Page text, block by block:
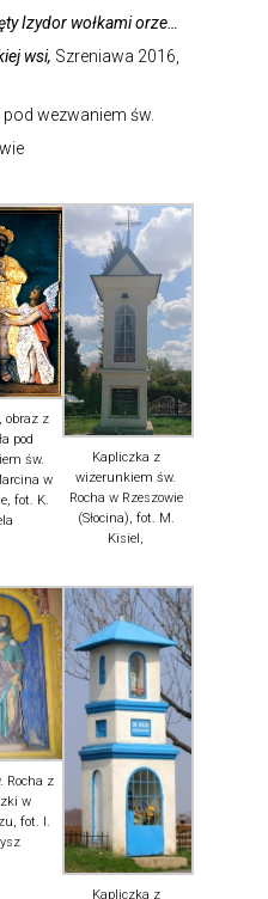
Izydor wołkami orze…
wsi, Szreniawa 2016,
wezwaniem św.
obraz z
pod
św.
w
fot. K.
Kapliczka z
wizerunkiem św.
Rocha w Rzeszowie
(Słocina), fot. M.
Kisiel,
Rocha z
w
fot. I.
Kapliczka z